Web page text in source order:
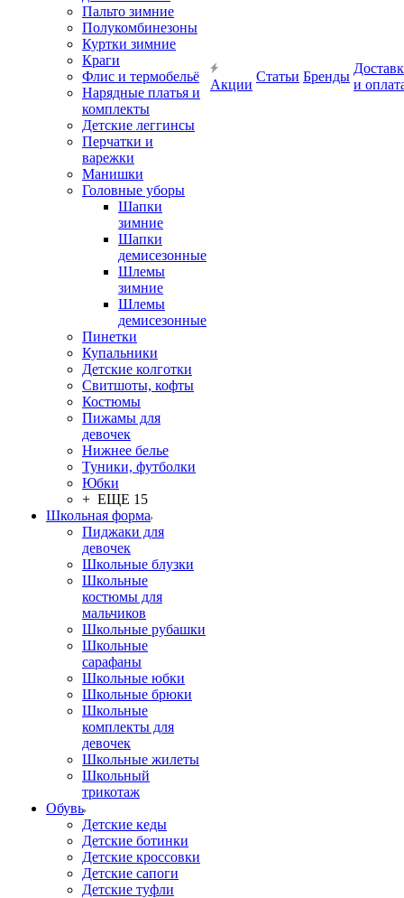
Пальто зимние
Полукомбинезоны
Куртки зимние
Краги
Флис и термобельё
Нарядные платья и
комплекты
Детские леггинсы
Перчатки и
варежки
Манишки
Головные уборы
Шапки
зимние
Шапки
демисезонные
Шлемы
зимние
Шлемы
демисезонные
Пинетки
Купальники
Детские колготки
Свитшоты, кофты
Костюмы
Пижамы для
девочек
Нижнее белье
Туники, футболки
Юбки
+ ЕЩЕ 15
Школьная форма
Пиджаки для
девочек
Школьные блузки
Школьные
костюмы для
мальчиков
Школьные рубашки
Школьные
сарафаны
Школьные юбки
Школьные брюки
Школьные
комплекты для
девочек
Школьные жилеты
Школьный
трикотаж
Обувь
Детские кеды
Детские ботинки
Детские кроссовки
Детские сапоги
Детские туфли
Акции
Статьи Бренды
и